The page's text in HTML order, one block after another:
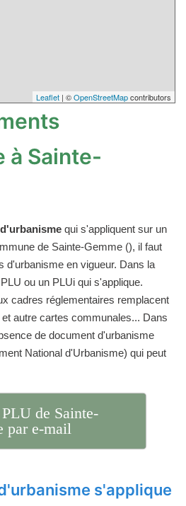
Leaflet | ©OpenStreetMapcontributors
à Sainte-
qui s'appliquent sur un
de Sainte-Gemme (), il faut
d'urbanisme en vigueur. Dans la
ou un PLUi qui s'applique.
cadres réglementaires remplacent
autre cartes communales... Dans
de document d'urbanisme
National d'Urbanisme) qui peut
de Sainte-
par e-mail
s'applique